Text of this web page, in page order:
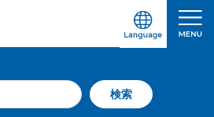
愛媛県新居浜市ホームページ｜四国屈指の臨海